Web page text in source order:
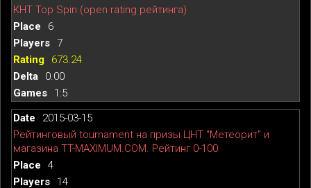
КНТ Top Spin (open rating рейтинга)
6
7
673.24
0.00
1:5
2015-03-15
Рейтинговый tournament на призы ЦНТ ''Метеорит'' и
магазина TT-MAXIMUM.COM. Рейтинг 0-100
4
14